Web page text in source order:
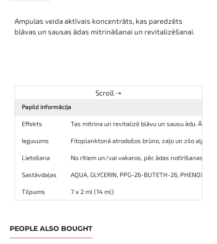
Ampulas veida aktīvais koncentrāts, kas paredzēts
blāvas un sausas ādas mitrināšanai un revitalizēšanai.
Papild informācija
Effekts Tas mitrina un revitalizē blāvu un sausu ādu. Āda
Ieguvums Fitoplanktonā atrodošos brūno, zaļo un zilo aļģu
Lietošana No rītiem un/vai vakaros, pēc ādas notīrīšanas
Sastāvdaļas AQUA, GLYCERIN, PPG-26-BUTETH-26,
Tilpums 7 x 2 ml (14 ml)
PEOPLE ALSO BOUGHT